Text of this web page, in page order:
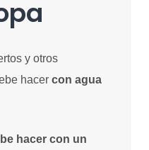
y otros
hacercon agua
hacer con un